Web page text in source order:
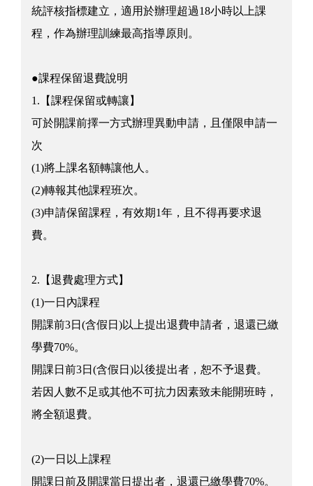
統評核指標建立，適用於辦理超過18小時以上課
程，作為辦理訓練最高指導原則。
●課程保留退費說明
1.【課程保留或轉讓】
可於開課前擇一方式辦理異動申請，且僅限申請一
次
(1)將上課名額轉讓他人。
(2)轉報其他課程班次。
(3)申請保留課程，有效期1年，且不得再要求退
費。
2.【退費處理方式】
(1)一日內課程
開課前3日(含假日)以上提出退費申請者，退還已繳
學費70%。
開課日前3日(含假日)以後提出者，恕不予退費。
若因人數不足或其他不可抗力因素致未能開班時，
將全額退費。
(2)一日以上課程
開課日前及開課當日提出者，退還已繳學費70%。